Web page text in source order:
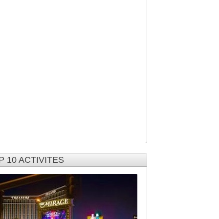
10 ACTIVITES